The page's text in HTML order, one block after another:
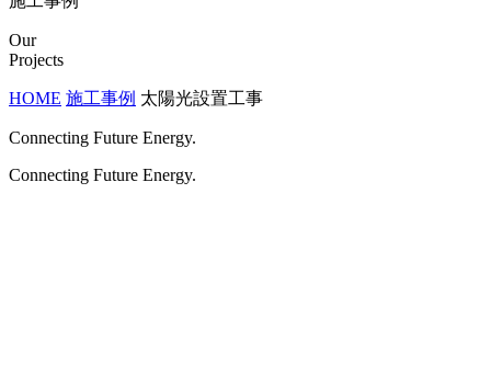
Our
Projects
HOME 施工事例 太陽光設置工事
Connecting Future Energy.
Connecting Future Energy.